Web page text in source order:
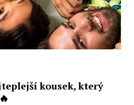
kousek, který